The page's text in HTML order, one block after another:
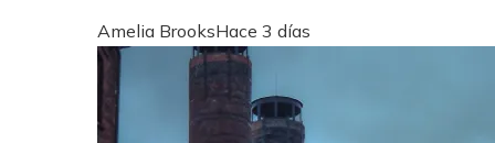
Amelia BrooksHace 3 días